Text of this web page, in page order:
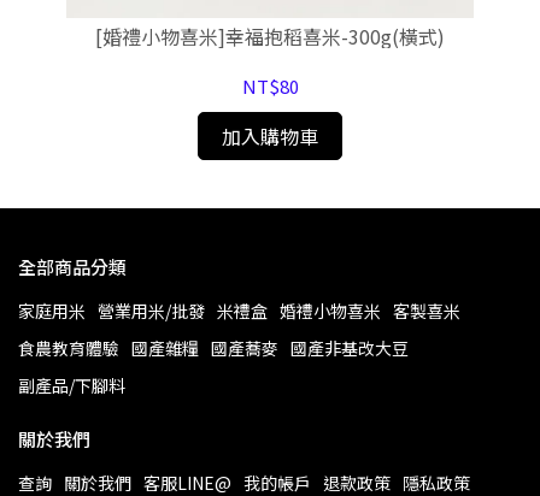
[婚禮小物喜米]幸福抱稻喜米-300g(橫式)
NT$80
加入購物車
全部商品分類
家庭用米 營業用米/批發 米禮盒 婚禮小物喜米 客製喜米
食農教育體驗 國產雜糧 國產蕎麥 國產非基改大豆
副產品/下腳料
關於我們
查詢 關於我們 客服LINE@ 我的帳戶 退款政策 隱私政策